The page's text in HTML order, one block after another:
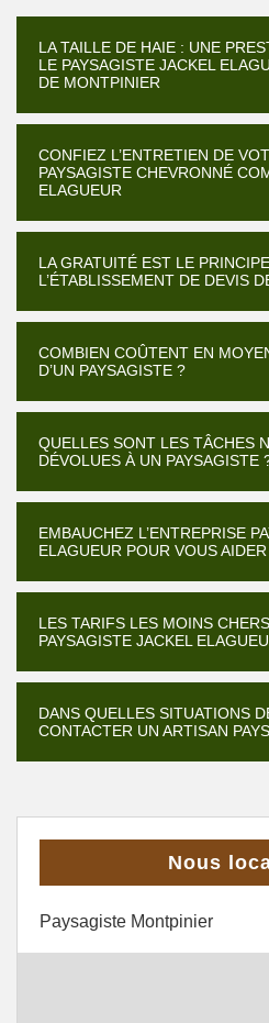
LA TAILLE DE HAIE : UNE
LE PAYSAGISTE JACKEL
DE MONTPINIER
CONFIEZ L’ENTRETIEN DE
PAYSAGISTE CHEVRONNÉ
ELAGUEUR
LA GRATUITÉ EST LE
L’ÉTABLISSEMENT DE DEVIS
COMBIEN COÛTENT EN
D’UN PAYSAGISTE ?
QUELLES SONT LES TÂCHES
DÉVOLUES À UN PAYSAGISTE
EMBAUCHEZ L’ENTREPRISE
ELAGUEUR POUR VOUS AIDER
LES TARIFS LES MOINS
PAYSAGISTE JACKEL
DANS QUELLES SITUATIONS
CONTACTER UN ARTISAN
Nous
Paysagiste Montpinier